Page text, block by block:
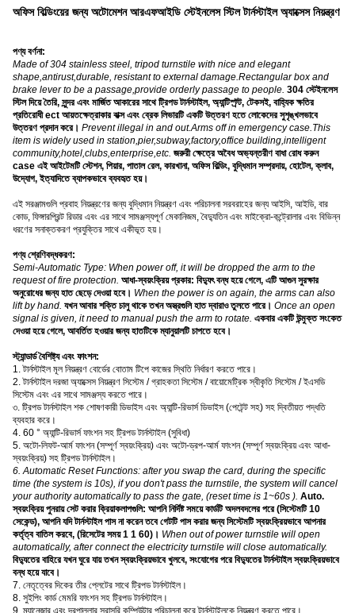
অফিস বিল্ডিংয়ের জন্য অটোমেশন আরএফআইডি স্টেইনলেস স্টিল টার্নস্টাইল অ্যাক্সেস নিয়ন্ত্রণ
পণ্য বর্ণনা:
Made of 304 stainless steel, tripod turnstile with nice and elegant
shape,antirust,durable, resistant to external damage.Rectangular box and
brake lever to be a passage,provide orderly passage to people. 304 স্টেইনলেস
স্টিল দিয়ে তৈরি, সুন্দর এবং মার্জিত আকারের সাথে ট্রিপড টার্নস্টাইল, অ্যান্টিস্ট্র্ট, টেকসই, বাহ্যিক ক্ষতির
প্রতিরোধী ect আয়তক্ষেত্রাকার বাক্স এবং ব্রেক লিভারটি একটি উত্তরণ হতে লোকেদের সুশৃঙ্খলভাবে
উত্তরণ প্রদান করে। Prevent illegal in and out.Arms off in emergency case.This
item is widely used in station,pier,subway,factory,office building,intelligent
community,hotel,clubs,enterprise,etc. জরুরী ক্ষেত্রে অবৈধ অভ্যন্তরীণ বাধা রোধ করুন
case এই আইটেমটি স্টেশন, পিয়ার, পাতাল রেল, কারখানা, অফিস বিল্ডিং, বুদ্ধিমান সম্প্রদায়, হোটেল, ক্লাব,
উদ্যোগ, ইত্যাদিতে ব্যাপকভাবে ব্যবহৃত হয়।
এই সরঞ্জামগুলি প্রবাহ নিয়ন্ত্রণের জন্য বুদ্ধিমান নিয়ন্ত্রণ এবং পরিচালনা সরবরাহের জন্য আইসি, আইডি, বার
কোড, ফিঙ্গারপ্রিন্ট রিডার এবং এর সাথে সামঞ্জস্যপূর্ণ মেকানিজম, বৈদ্যুতিন এবং মাইক্রো-কন্ট্রোলার এবং বিভিন্ন
ধরণের সনাক্তকরণ প্রযুক্তির সাথে একীভূত হয়।
পণ্য শ্রেণিবদ্ধকরণ:
Semi-Automatic Type: When power off, it will be dropped the arm to the
request of fire protection. আধা-স্বয়ংক্রিয় প্রকার: বিদ্যুৎ বন্ধ হয়ে গেলে, এটি আগুন সুরক্ষার
অনুরোধের জন্য হাত ছেড়ে দেওয়া হবে। When the power is on again, the arms can also
lift by hand. যখন আবার শক্তি চালু থাকে তখন অস্ত্রগুলি হাত দ্বারাও তুলতে পারে। Once an open
signal is given, it need to manual push the arm to rotate. একবার একটি উন্মুক্ত সংকেত
দেওয়া হয়ে গেলে, আবর্তিত হওয়ার জন্য হাতটিকে ম্যানুয়ালটি চাপতে হবে।
স্ট্যান্ডার্ড বৈশিষ্ট্য এবং ফাংশন:
1. টার্নস্টাইল মূল নিয়ন্ত্রণ বোর্ডের বোতাম টিপে কাজের স্থিতি নির্ধারণ করতে পারে।
2. টার্নস্টাইল দরজা অ্যাক্সেস নিয়ন্ত্রণ সিস্টেম / গ্রাহকতা সিস্টেম / বায়োমেট্রিক স্বীকৃতি সিস্টেম / ইএসডি
সিস্টেম এবং এর সাথে সামঞ্জস্য করতে পারে।
৩. ট্রিপড টার্নস্টাইল শক শোষণকারী ডিভাইস এবং অ্যান্টি-রিভার্স ডিভাইস (পেটেন্ট সহ) সহ দ্বিতীয়ত পদ্ধতি
ব্যবহার করে।
4. 60 ° অ্যান্টি-রিভার্স ফাংশন সহ ট্রিপড টার্নস্টাইল (সুবিধা)
5. অটো-লিফট-আর্ম ফাংশন (সম্পূর্ণ স্বয়ংক্রিয়) এবং অটো-ড্রপ-আর্ম ফাংশন (সম্পূর্ণ স্বয়ংক্রিয় এবং আধা-
স্বয়ংক্রিয়) সহ ট্রিপড টার্নস্টাইল।
6. Automatic Reset Functions: after you swap the card, during the specific
time (the system is 10s), if you don't pass the turnstile, the system will cancel
your authority automatically to pass the gate, (reset time is 1~60s ). Auto.
স্বয়ংক্রিয় পুনরায় সেট করার ক্রিয়াকলাপগুলি: আপনি নির্দিষ্ট সময়ে কার্ডটি অদলবদলের পরে (সিস্টেমটি 10 ​​
সেকেন্ড), আপনি যদি টার্নস্টাইল পাস না করেন তবে গেটটি পাস করার জন্য সিস্টেমটি স্বয়ংক্রিয়ভাবে আপনার
কর্তৃত্ব বাতিল করবে, (রিসেটের সময় 1 1 60)। When out of power turnstile will open
automatically, after connect the electricity turnstile will close automatically.
বিদ্যুতের বাহিরে যখন ঘুরে যায় তখন স্বয়ংক্রিয়ভাবে খুলবে, সংযোগের পরে বিদ্যুতের টার্নস্টাইল স্বয়ংক্রিয়ভাবে
বন্ধ হয়ে যাবে।
7. নেতৃত্বের দিকের তীর প্লেটের সাথে ট্রিপড টার্নস্টাইল।
8. সুইপিং কার্ড মেমরি ফাংশন সহ ট্রিপড টার্নস্টাইল।
9. ম্যানেজার এবং দূরপাল্লার সরাসরি কম্পিউটার পরিচালনা করে টার্নস্টাইলকে নিয়ন্ত্রণ করতে পারে।